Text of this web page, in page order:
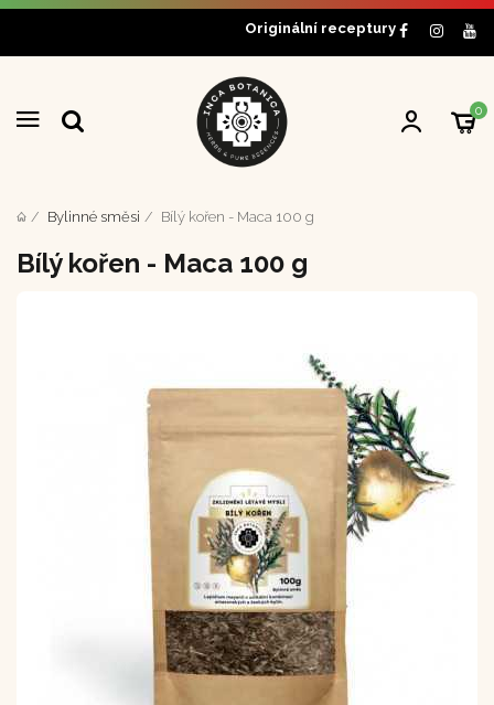
Originální receptury
0
Bylinné směsi Bílý kořen - Maca 100 g
Bílý kořen - Maca 100 g